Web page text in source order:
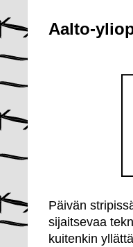
Aalto-
Päivän
sijaitsevaa
kuitenkin